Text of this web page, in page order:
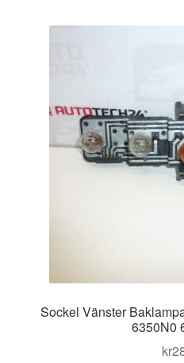
Sockel Vänster
6350N0
kr